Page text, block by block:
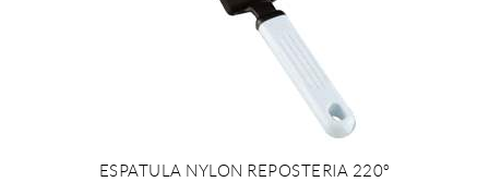
ESPATULA NYLON REPOSTERIA 220º